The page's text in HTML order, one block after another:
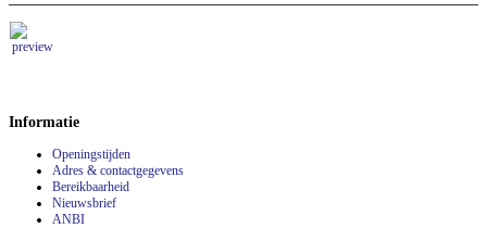
Informatie
Openingstijden
Adres & contactgegevens
Bereikbaarheid
Nieuwsbrief
ANBI